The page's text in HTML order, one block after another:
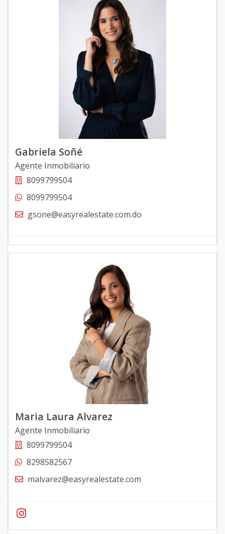
Gabriela Soñé
Agente Inmobiliario
8099799504
8099799504
gsone@easyrealestate.com.do
Maria Laura Alvarez
Agente Inmobiliario
8099799504
8298582567
malvarez@easyrealestate.com